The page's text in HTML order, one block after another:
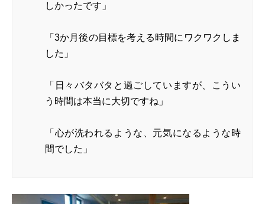
しかったです」
「3か月後の目標を考える時間にワクワクしま
した」
「日々バタバタと過ごしていますが、こうい
う時間は本当に大切ですね」
「心が洗われるような、元気になるような時
間でした」